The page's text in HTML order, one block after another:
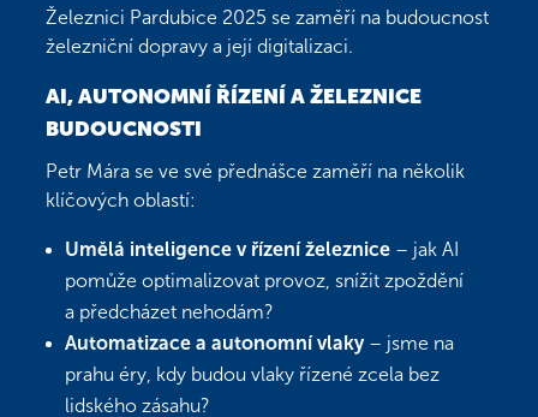
Železnici Pardubice 2025 se zaměří na budoucnost
železniční dopravy a její digitalizaci.
AI, AUTONOMNÍ ŘÍZENÍ A ŽELEZNICE
BUDOUCNOSTI
Petr Mára se ve své přednášce zaměří na několik
klíčových oblastí:
Umělá inteligence v řízení železnice– jak AI
pomůže optimalizovat provoz, snížit zpoždění
a předcházet nehodám?
Automatizace a autonomní vlaky– jsme na
prahu éry, kdy budou vlaky řízené zcela bez
lidského zásahu?